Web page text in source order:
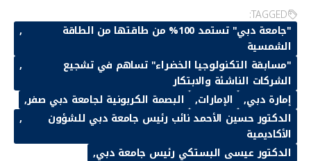
TAGGED:
"جامعة دبي" تستمد 100% من طاقتها من الطاقة
الشمسية
"مسابقة التكنولوجيا الخضراء" تساهم في تشجيع
الشركات الناشئة والابتكار
إمارة دبي
الإمارات
البصمة الكربونية لجامعة دبي صفر
الدكتور حسين الأحمد نائب رئيس جامعة دبي للشؤون
الأكاديمية
الدكتور عيسى البستكي رئيس جامعة دبي